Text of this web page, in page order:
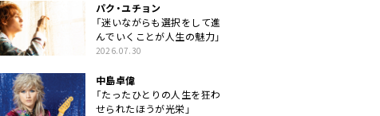
パク・ユチョン
「迷いながらも選択をして進
んでいくことが人生の魅力」
2026.07.30
中島卓偉
「たったひとりの人生を狂わ
せられたほうが光栄」